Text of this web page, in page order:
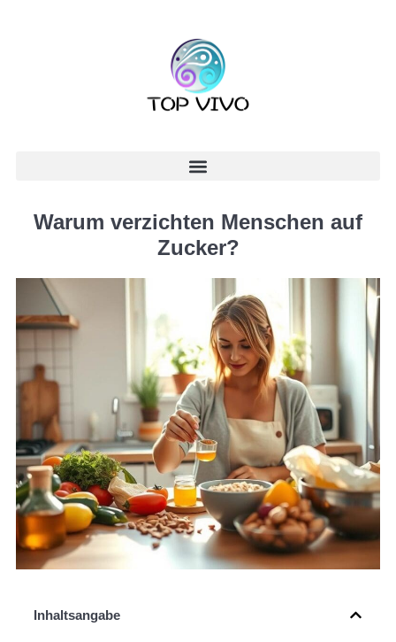
Warum verzichten Menschen auf
Zucker?
Inhaltsangabe